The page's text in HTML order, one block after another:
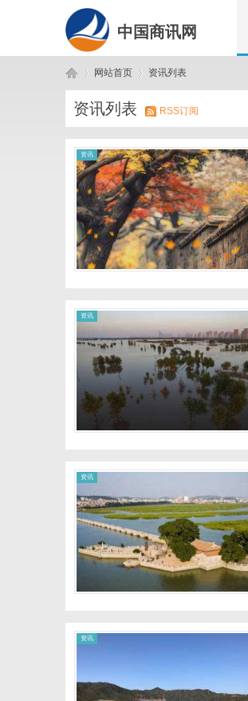
中国商讯网
中 ›
网站首页
›
资讯列表
资讯列表 RSS订阅
资讯
资讯
资讯
资讯